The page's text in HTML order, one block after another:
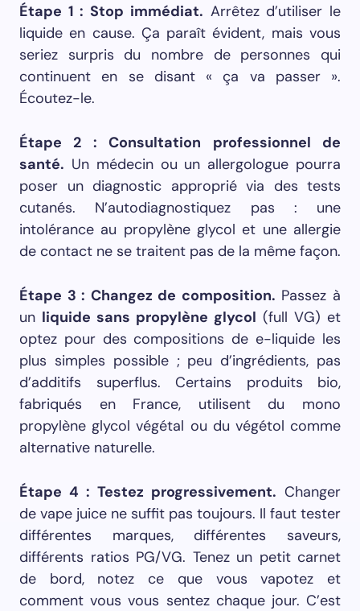
Étape 1 : Stop immédiat. Arrêtez d’utiliser le
liquide en cause. Ça paraît évident, mais vous
seriez surpris du nombre de personnes qui
continuent en se disant « ça va passer ».
Écoutez-le.
Étape 2 : Consultation professionnel de
santé. Un médecin ou un allergologue pourra
poser un diagnostic approprié via des tests
cutanés. N’autodiagnostiquez pas : une
intolérance au propylène glycol et une allergie
de contact ne se traitent pas de la même façon.
Étape 3 : Changez de composition. Passez à
un liquide sans propylène glycol (full VG) et
optez pour des compositions de e-liquide les
plus simples possible ; peu d’ingrédients, pas
d’additifs superflus. Certains produits bio,
fabriqués en France, utilisent du mono
propylène glycol végétal ou du végétol comme
alternative naturelle.
Étape 4 : Testez progressivement. Changer
de vape juice ne suffit pas toujours. Il faut tester
différentes marques, différentes saveurs,
différents ratios PG/VG. Tenez un petit carnet
de bord, notez ce que vous vapotez et
comment vous vous sentez chaque jour. C’est